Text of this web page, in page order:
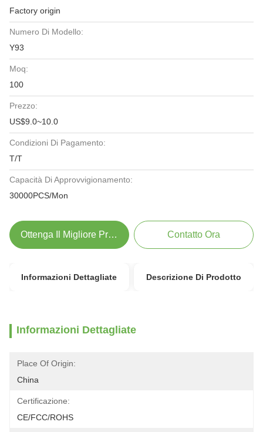
Factory origin
Numero Di Modello:
Y93
Moq:
100
Prezzo:
US$9.0~10.0
Condizioni Di Pagamento:
T/T
Capacità Di Approvvigionamento:
30000PCS/Mon
Ottenga Il Migliore Prezzo Contatto Ora
Informazioni Dettagliate Descrizione Di Prodotto
Informazioni Dettagliate
Place Of Origin:
China
Certificazione:
CE/FCC/ROHS